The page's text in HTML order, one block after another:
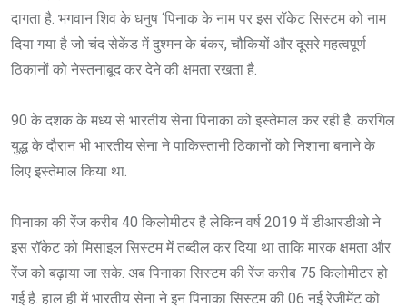
दागता है. भगवान शिव के धनुष ‘पिनाक के नाम पर इस रॉकेट सिस्टम को नाम
दिया गया है जो चंद सेकेंड में दुश्मन के बंकर, चौकियों और दूसरे महत्वपूर्ण
ठिकानों को नेस्तनाबूद कर देने की क्षमता रखता है.
90 के दशक के मध्य से भारतीय सेना पिनाका को इस्तेमाल कर रही है. करगिल
युद्ध के दौरान भी भारतीय सेना ने पाकिस्तानी ठिकानों को निशाना बनाने के
लिए इस्तेमाल किया था.
पिनाका की रेंज करीब 40 किलोमीटर है लेकिन वर्ष 2019 में डीआरडीओ ने
इस रॉकेट को मिसाइल सिस्टम में तब्दील कर दिया था ताकि मारक क्षमता और
रेंज को बढ़ाया जा सके. अब पिनाका सिस्टम की रेंज करीब 75 किलोमीटर हो
गई है. हाल ही में भारतीय सेना ने इन पिनाका सिस्टम की 06 नई रेजीमेंट को